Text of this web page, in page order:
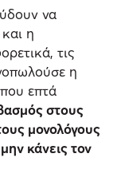
να
η
τις
η
επτά
στους
μονολόγους
κάνεις τον